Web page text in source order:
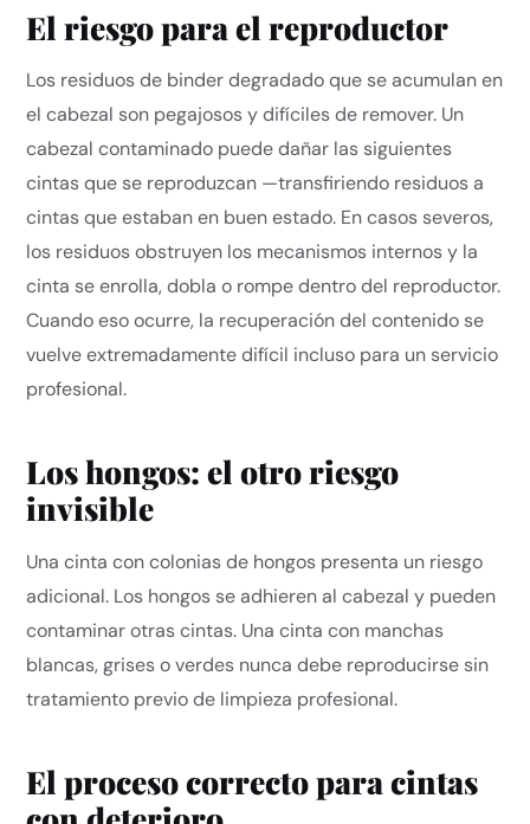
El riesgo para el reproductor
Los residuos de binder degradado que se acumulan en
el cabezal son pegajosos y difíciles de remover. Un
cabezal contaminado puede dañar las siguientes
cintas que se reproduzcan —transfiriendo residuos a
cintas que estaban en buen estado. En casos severos,
los residuos obstruyen los mecanismos internos y la
cinta se enrolla, dobla o rompe dentro del reproductor.
Cuando eso ocurre, la recuperación del contenido se
vuelve extremadamente difícil incluso para un servicio
profesional.
Los hongos: el otro riesgo
invisible
Una cinta con colonias de hongos presenta un riesgo
adicional. Los hongos se adhieren al cabezal y pueden
contaminar otras cintas. Una cinta con manchas
blancas, grises o verdes nunca debe reproducirse sin
tratamiento previo de limpieza profesional.
El proceso correcto para cintas